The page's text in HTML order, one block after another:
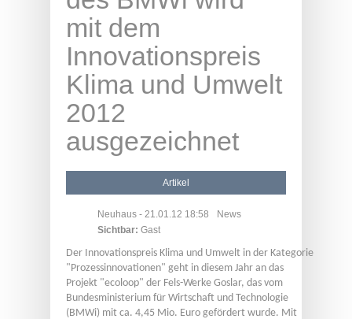
mit dem
Innovationspreis
Klima und Umwelt
2012
ausgezeichnet
Artikel
Neuhaus - 21.01.12 18:58
News
Sichtbar: Gast
Der Innovationspreis Klima und Umwelt in der Kategorie
"Prozessinnovationen" geht in diesem Jahr an das
Projekt "ecoloop" der Fels-Werke Goslar, das vom
Bundesministerium für Wirtschaft und Technologie
(BMWi) mit ca. 4,45 Mio. Euro gefördert wurde. Mit